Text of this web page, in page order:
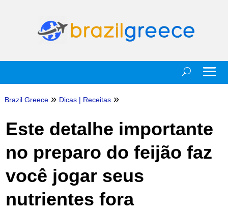
Brazil Greece » Dicas| Receitas »
Este detalhe importante
no preparo do feijão faz
você jogar seus
nutrientes fora